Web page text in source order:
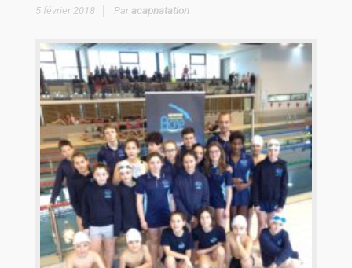
5 février 2018 Paracapnatation